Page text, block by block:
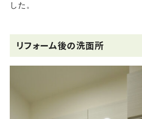
した。
リフォーム後の洗面所